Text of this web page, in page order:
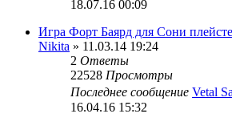
18.07.16 00:09
Игра Форт Баярд для Сони
Nikita » 11.03.14 19:24
2 Ответы
22528 Просмотры
Последнее сообщение Vetal
16.04.16 15:32